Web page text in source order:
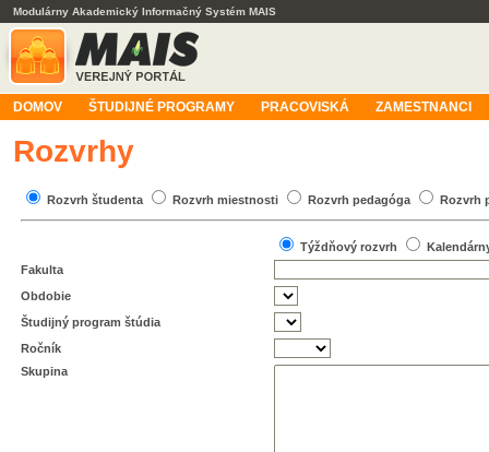
Modulárny Akademický Informačný Systém MAIS
DOMOV ŠTUDIJNÉ PROGRAMY PRACOVISKÁ ZAMESTNANCI
Rozvrhy
Rozvrh študenta Rozvrh miestnosti Rozvrh pedagóga Rozvrh
Týždňový rozvrh
Fakulta
Obdobie
Študijný program štúdia
Ročník
Skupina